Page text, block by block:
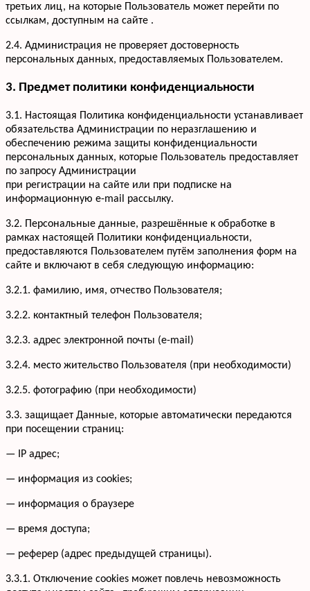
третьих лиц, на которые Пользователь может перейти по
ссылкам, доступным на сайте .
2.4. Администрация не проверяет достоверность
персональных данных, предоставляемых Пользователем.
3. Предмет политики конфиденциальности
3.1. Настоящая Политика конфиденциальности устанавливает
обязательства Администрации по неразглашению и
обеспечению режима защиты конфиденциальности
персональных данных, которые Пользователь предоставляет
по запросу Администрации
при регистрации на сайте или при подписке на
информационную e-mail рассылку.
3.2. Персональные данные, разрешённые к обработке в
рамках настоящей Политики конфиденциальности,
предоставляются Пользователем путём заполнения форм на
сайте и включают в себя следующую информацию:
3.2.1. фамилию, имя, отчество Пользователя;
3.2.2. контактный телефон Пользователя;
3.2.3. адрес электронной почты (e-mail)
3.2.4. место жительство Пользователя (при необходимости)
3.2.5. фотографию (при необходимости)
3.3. защищает Данные, которые автоматически передаются
при посещении страниц:
— IP адрес;
— информация из cookies;
— информация о браузере
— время доступа;
— реферер (адрес предыдущей страницы).
3.3.1. Отключение cookies может повлечь невозможность